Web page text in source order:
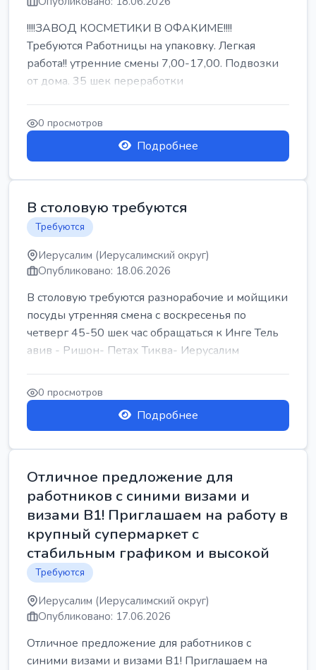
!!!!ЗАВОД КОСМЕТИКИ В ОФАКИМЕ!!!!
Требуются Работницы на упаковку. Легкая
работа!! утренние смены 7,00-17,00. Подвозки
от дома. 35 шек переработки
0 просмотров
Подробнее
В столовую требуются
Требуются
Иерусалим (Иерусалимский округ)
Опубликовано: 18.06.2026
В столовую требуются разнорабочие и мойщики
посуды утренняя смена с воскресенья по
четверг 45-50 шек час обращаться к Инге Тель
авив - Ришон- Петах Тиква- Иерусалим
0 просмотров
Подробнее
Отличное предложение для
работников с синими визами и
визами B1! Приглашаем на работу в
крупный супермаркет с
стабильным графиком и высокой
Требуются
Иерусалим (Иерусалимский округ)
Опубликовано: 17.06.2026
Отличное предложение для работников с
синими визами и визами B1! Приглашаем на